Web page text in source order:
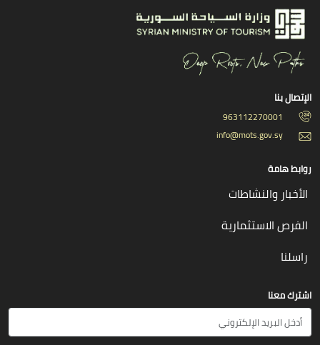
الإتصال بنا
963112270001
info@mots.gov.sy
روابط هامة
الأخبار والنشاطات
الفرص الاستثمارية
راسلنا
اشترك معنا